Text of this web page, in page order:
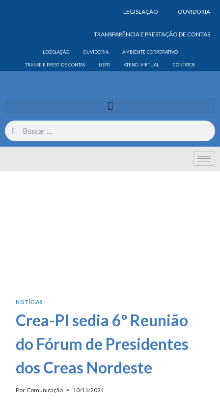
LEGISLAÇÃO OUVIDORIA
TRANSPARÊNCIA E PRESTAÇÃO DE CONTAS
LEGISLAÇÃO OUVIDORIA AMBIENTE CORPORATIVO
TRANSP. E PREST. DE CONTAS LGPD ATEND. VIRTUAL CONTATOS
NOTÍCIAS
Crea-PI sedia 6º Reunião
do Fórum de Presidentes
dos Creas Nordeste
Por Comunicação 10/11/2021